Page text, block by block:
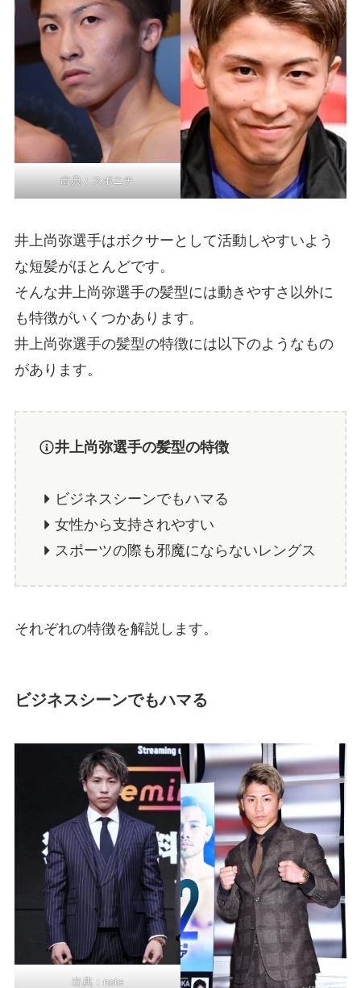
出典： スポニチ
井上尚弥選手はボクサーとして活動しやすいよう
な短髪がほとんどです。
そんな井上尚弥選手の髪型には動きやすさ以外に
も特徴がいくつかあります。
井上尚弥選手の髪型の特徴には以下のようなもの
があります。
井上尚弥選手の髪型の特徴
ビジネスシーンでもハマる
女性から支持されやすい
スポーツの際も邪魔にならないレングス
それぞれの特徴を解説します。
ビジネスシーンでもハマる
出典： note